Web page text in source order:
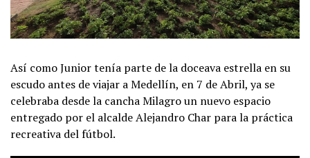
Así como Junior tenía parte de la doceava estrella en su
escudo antes de viajar a Medellín, en 7 de Abril, ya se
celebraba desde la cancha Milagro un nuevo espacio
entregado por el alcalde Alejandro Char para la práctica
recreativa del fútbol.